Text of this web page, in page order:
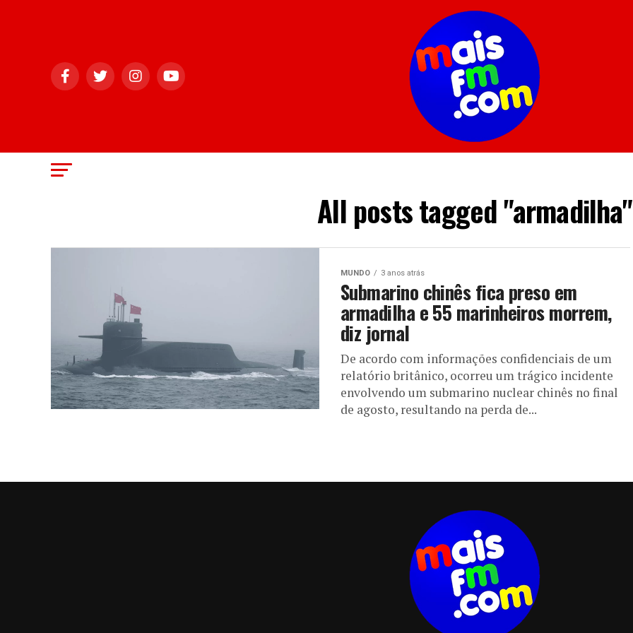
All posts tagged "armadilha"
MUNDO 3 anos atrás
Submarino chinês fica preso em
armadilha e 55 marinheiros morrem,
diz jornal
De acordo com informações confidenciais de um
relatório britânico, ocorreu um trágico incidente
envolvendo um submarino nuclear chinês no final
de agosto, resultando na perda de...